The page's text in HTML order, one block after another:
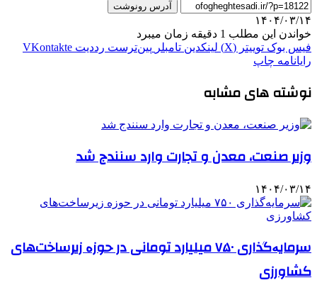
آدرس رونوشت
۱۴۰۴/۰۳/۱۴
خواندن این مطلب 1 دقیقه زمان میبرد
فیس بوک توییتر (X) لینکدین ‫تامبلر ‫پین‌ترست ‫رددیت ‫VKontakte
رایانامه چاپ
نوشته های مشابه
وزیر صنعت، معدن و تجارت وارد سنندج شد
۱۴۰۴/۰۳/۱۴
سرمایەگذاری ۷۵۰ میلیارد تومانی در حوزە زیرساخت‌های
کشاورزی